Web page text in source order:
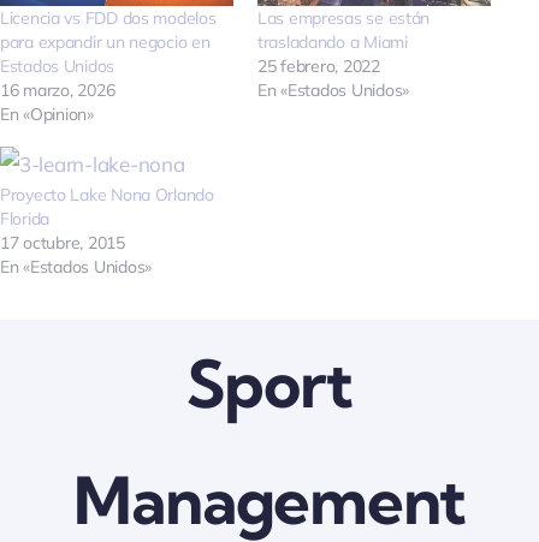
Quienes somos
Contactanos
Licencia vs FDD dos modelos
para expandir un negocio en
Estados Unidos
16 marzo, 2026
En «Opinion»
Las empresas se están
trasladando a Miami
25 febrero, 2022
En «Estados Unidos»
Proyecto Lake Nona Orlando
Florida
17 octubre, 2015
En «Estados Unidos»
Sport
Management